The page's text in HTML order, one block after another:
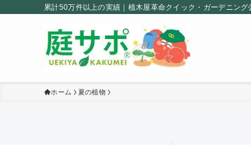
累計50万件以上の実績｜植木屋革命クイック・ガーデニング
ホーム 夏の植物